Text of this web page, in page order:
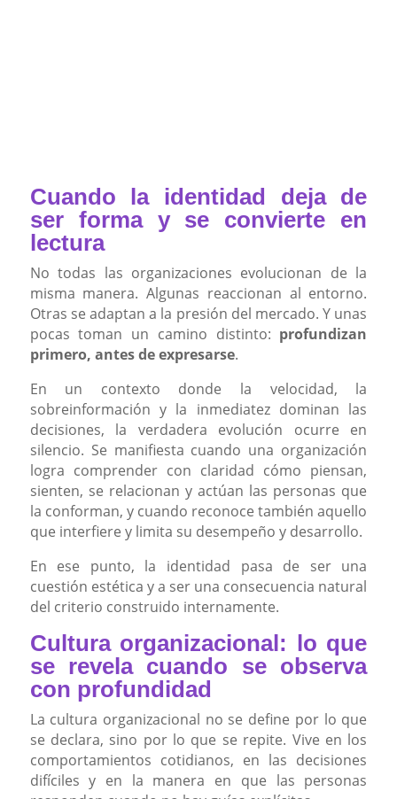
Cuando la identidad deja de
ser forma y se convierte en
lectura
No todas las organizaciones evolucionan de la
misma manera. Algunas reaccionan al entorno.
Otras se adaptan a la presión del mercado. Y unas
pocas toman un camino distinto: profundizan
primero, antes de expresarse.
En un contexto donde la velocidad, la
sobreinformación y la inmediatez dominan las
decisiones, la verdadera evolución ocurre en
silencio. Se manifiesta cuando una organización
logra comprender con claridad cómo piensan,
sienten, se relacionan y actúan las personas que
la conforman, y cuando reconoce también aquello
que interfiere y limita su desempeño y desarrollo.
En ese punto, la identidad pasa de ser una
cuestión estética y a ser una consecuencia natural
del criterio construido internamente.
Cultura organizacional: lo que
se revela cuando se observa
con profundidad
La cultura organizacional no se define por lo que
se declara, sino por lo que se repite. Vive en los
comportamientos cotidianos, en las decisiones
difíciles y en la manera en que las personas